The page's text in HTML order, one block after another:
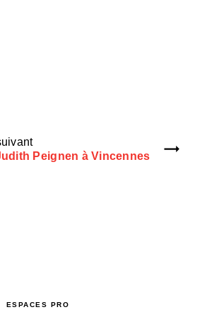
Peignen à Vincennes
ESPACES PRO